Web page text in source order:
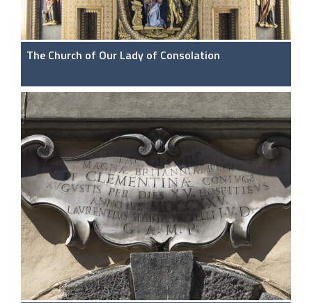
The Church of Our Lady of Consolation